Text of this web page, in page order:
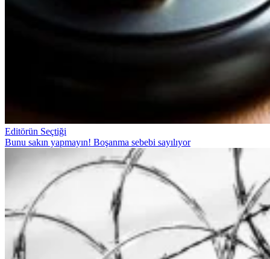
Editörün Seçtiği
Bunu sakın yapmayın! Boşanma sebebi sayılıyor